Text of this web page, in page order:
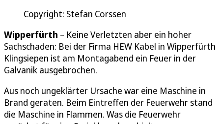
Copyright: Stefan Corssen
Wipperfürth – Keine Verletzten aber ein hoher
Sachschaden: Bei der Firma HEW Kabel in Wipperfürth
Klingsiepen ist am Montagabend ein Feuer in der
Galvanik ausgebrochen.
Aus noch ungeklärter Ursache war eine Maschine in
Brand geraten. Beim Eintreffen der Feuerwehr stand
die Maschine in Flammen. Was die Feuerwehr